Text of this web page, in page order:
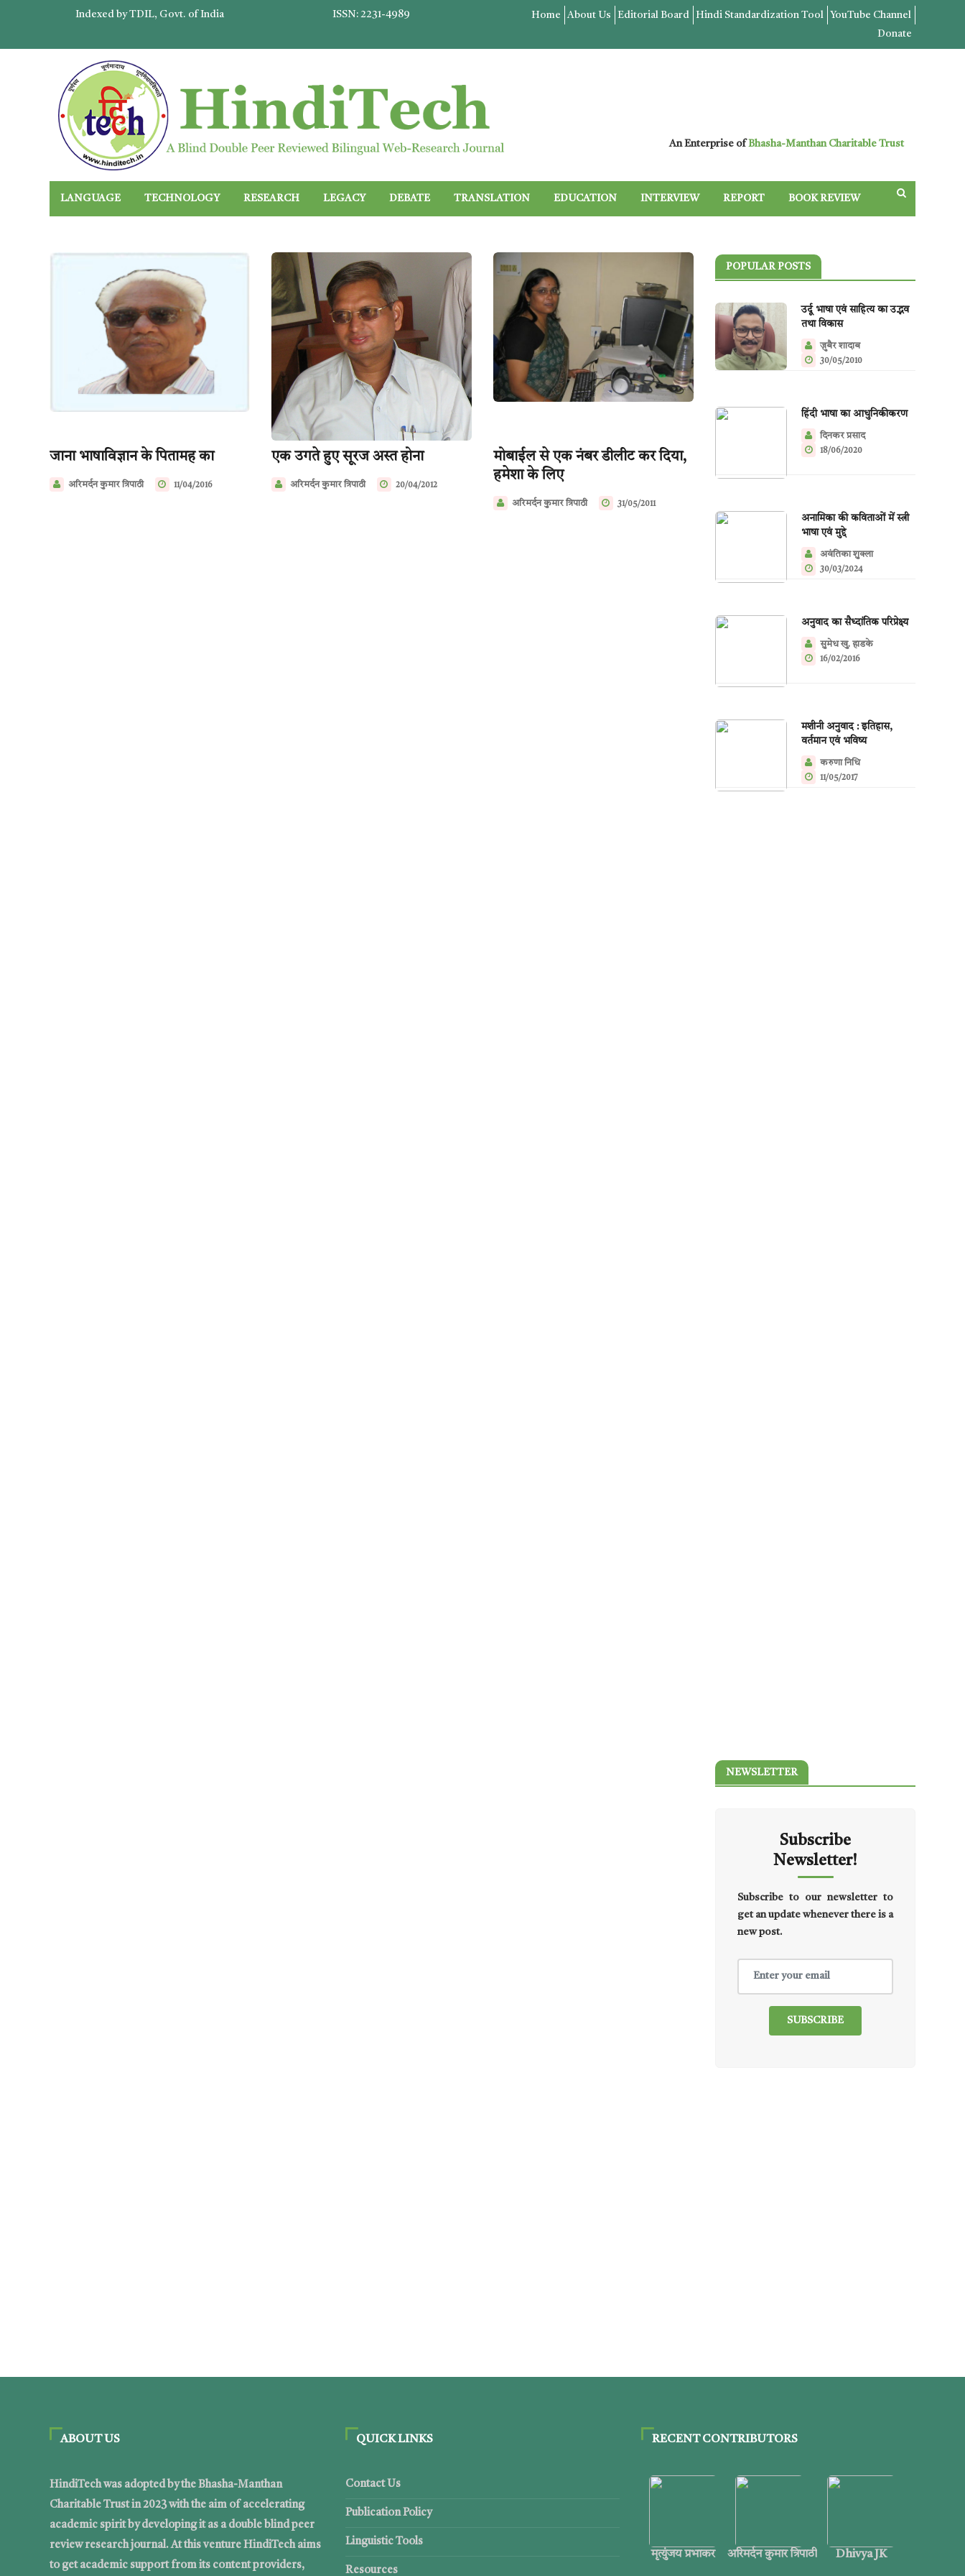
Indexed by TDIL, Govt. of India ISSN: 2231-4989 Home About Us Editorial Board Hindi Standardization Tool
YouTube Channel
Donate
An Enterprise ofBhasha-Manthan Charitable Trust
LANGUAGE TECHNOLOGY RESEARCH LEGACY DEBATE TRANSLATION EDUCATION INTERVIEW REPORT BOOK REVIEW
जाना भाषाविज्ञान के पितामह का
अरिमर्दन कुमार त्रिपाठी 11/04/2016
एक उगते हुए सूरज अस्त होना
अरिमर्दन कुमार त्रिपाठी 20/04/2012
मोबाईल से एक नंबर डीलीट कर दिया,
हमेशा के लिए
अरिमर्दन कुमार त्रिपाठी 31/05/2011
POPULAR POSTS
उर्दू भाषा एवं साहित्य का उद्भव
तथा विकास
ज़ुबैर शादाब
30/05/2010
हिंदी भाषा का आधुनिकीकरण
दिनकर प्रसाद
18/06/2020
अनामिका की कविताओं में स्त्री
भाषा एवं मुद्दे
अवंतिका शुक्ला
30/03/2024
अनुवाद का सैध्दांतिक परिप्रेक्ष्य
सुमेध खु. हाडके
16/02/2016
मशीनी अनुवाद : इतिहास,
वर्तमान एवं भविष्य
करुणा निधि
11/05/2017
NEWSLETTER
Subscribe
Newsletter!
Subscribe to our newsletter to
get an update whenever there is a
new post.
ABOUT US
HindiTech was adopted by the Bhasha-Manthan
Charitable Trust in 2023 with the aim of accelerating
academic spirit by developing it as a double blind peer
review research journal. At this venture HindiTech aims
to get academic support from its content providers,
QUICK LINKS
Contact Us
Publication Policy
Linguistic Tools
Resources
RECENT CONTRIBUTORS
मृत्युंजय प्रभाकर अरिमर्दन कुमार त्रिपाठी Dhivya JK